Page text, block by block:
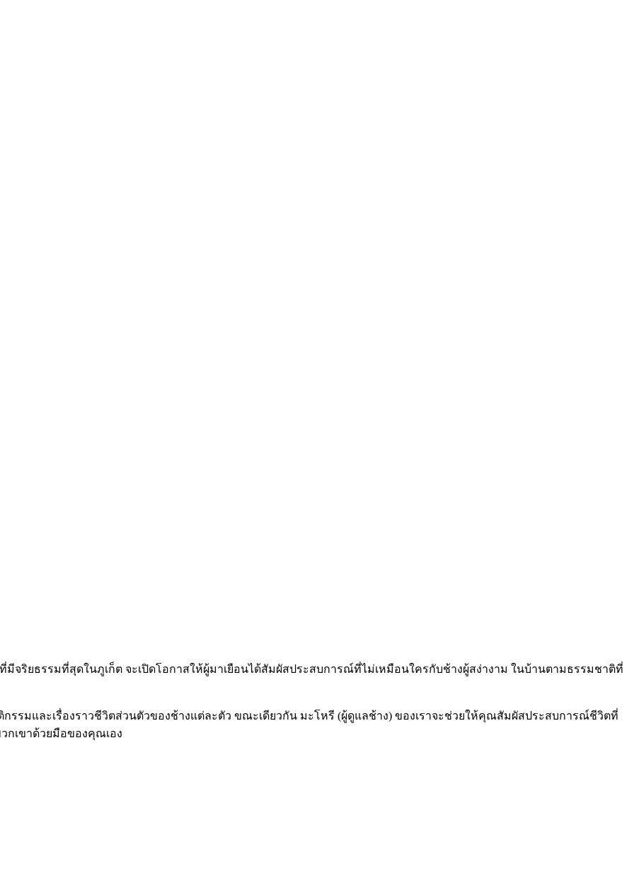
มีจริยธรรมที่สุดในภูเก็ต จะเปิดโอกาสให้ผู้มาเยือนได้สัมผัสประสบการณ์ที่ไม่เหมือนใครกับช้างผู้สง่างาม ในบ้านตามธรรมชาติที่
รรมและเรื่องราวชีวิตส่วนตัวของช้างแต่ละตัว ขณะเดียวกัน มะโหรี (ผู้ดูแลช้าง) ของเราจะช่วยให้คุณสัมผัสประสบการณ์ชีวิตที่
กเขาด้วยมือของคุณเอง